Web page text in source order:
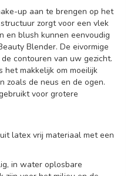
up aan te brengen op het
zorgt voor een vlek
en blush kunnen eenvoudig
Blender. De eivormige
contouren van uw gezicht.
het makkelijk om moeilijk
zoals de neus en de ogen.
voor grotere
latex vrij materiaal met een
in water oplosbare